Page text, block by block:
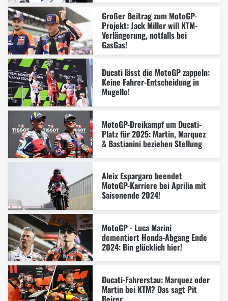
Großer Beitrag zum MotoGP-
Projekt: Jack Miller will KTM-
Verlängerung, notfalls bei
GasGas!
Ducati lässt die MotoGP zappeln:
Keine Fahrer-Entscheidung in
Mugello!
MotoGP-Dreikampf um Ducati-
Platz für 2025: Martin, Marquez
& Bastianini beziehen Stellung
Aleix Espargaro beendet
MotoGP-Karriere bei Aprilia mit
Saisonende 2024!
MotoGP - Luca Marini
dementiert Honda-Abgang Ende
2024: Bin glücklich hier!
Ducati-Fahrerstau: Marquez oder
Martin bei KTM? Das sagt Pit